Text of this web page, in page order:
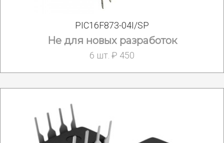
PIC16F873-04I/SP
Не для новых разработок
6 шт. ₽ 450